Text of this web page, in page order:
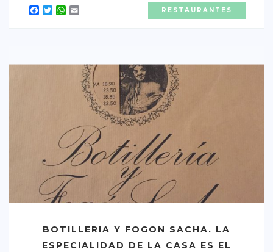
Facebook
Twitter
WhatsApp RESTAURANTES
BOTILLERIA Y FOGON SACHA. LA
ESPECIALIDAD DE LA CASA ES EL